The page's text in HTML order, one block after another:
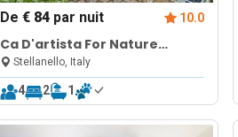
De € 84par nuit 10.0
Ca D'artista For Nature
Lovers with Terrace Garden
Stellanello, Italy
4 2 1